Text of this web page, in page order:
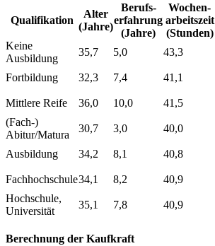
Qualifikation
Alter
(Jahre)
Berufs­
erfahrung
(Jahre)
Wochen­
arbeitszeit
(Stunden)
Keine
Ausbildung
35,7 5,0 43,3
Fortbildung
32,3 7,4 41,1
Mittlere Reife
36,0 10,0 41,5
(Fach-)
Abitur/Matura
30,7 3,0 40,0
Ausbildung
34,2 8,1 40,8
Fachhochschule34,1 8,2 40,9
Hochschule,
Universität
35,1 7,8 40,9
Berechnung der Kaufkraft